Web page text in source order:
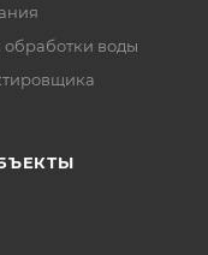
воды